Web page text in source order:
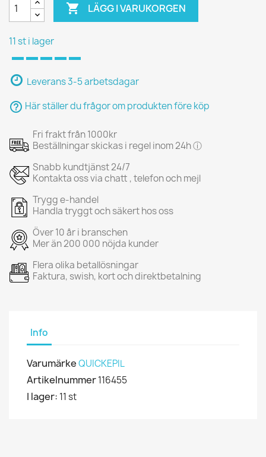
 LÄGG I VARUKORGEN
11 st i lager
Leverans 3-5 arbetsdagar
help_outline Här ställer du frågor om produkten före köp
Fri frakt från 1000kr
Beställningar skickas i regel inom 24h ⓘ
Snabb kundtjänst 24/7
Kontakta oss via chatt , telefon och mejl
Trygg e-handel
Handla tryggt och säkert hos oss
Över 10 år i branschen
Mer än 200 000 nöjda kunder
Flera olika betallösningar
Faktura, swish, kort och direktbetalning
Info
VarumärkeQUICKEPIL
Artikelnummer116455
I lager: 11 st